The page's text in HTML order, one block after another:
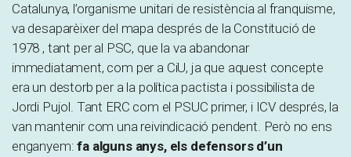
Catalunya, l’organisme unitari de resistència al franquisme,
va desaparèixer del mapa després de la Constitució de
1978 , tant per al PSC, que la va abandonar
immediatament, com per a CiU, ja que aquest concepte
era un destorb per a la política pactista i possibilista de
Jordi Pujol. Tant ERC com el PSUC primer, i ICV després, la
van mantenir com una reivindicació pendent. Però no ens
enganyem:fa alguns anys, els defensors d’un